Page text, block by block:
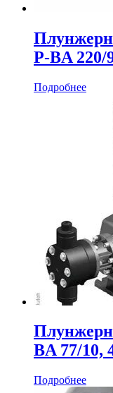
P-BA 220/
Подробнее
BA 77/10,
Подробнее